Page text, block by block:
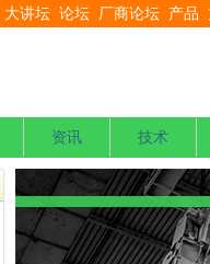
大讲坛 论坛 厂商论坛 产品
资讯 技术